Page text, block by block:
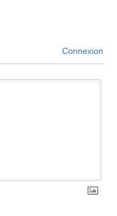
Connexion